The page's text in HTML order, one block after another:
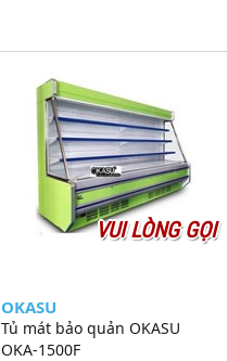
VUI LÒNG GỌI
OKASU
Tủ mát bảo quản OKASU
OKA-1500F